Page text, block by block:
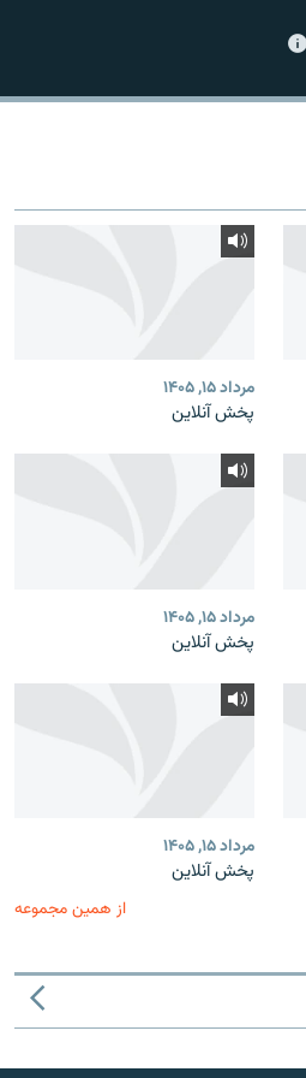
مرداد ۱۵, ۱۴۰۵
پخش آنلاین
مرداد ۱۵, ۱۴۰۵
پخش آنلاین
مرداد ۱۵, ۱۴۰۵
پخش آنلاین
از همین مجموعه